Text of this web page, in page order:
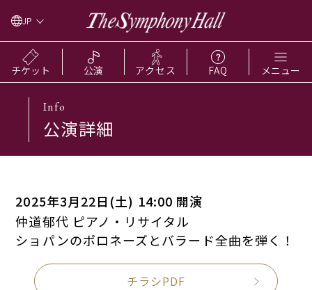
JP
チケット 公演 アクセス FAQ メニュー
Info
公演詳細
2025年3月22日(土) 14:00 開演
仲道郁代 ピアノ・リサイタル
ショパンのポロネーズとバラード全曲を弾く！
チラシPDF